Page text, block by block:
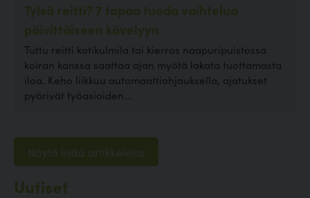
Tylsä reitti? 7 tapaa tuoda vaihtelua
päivittäiseen kävelyyn
Tuttu reitti kotikulmila tai kierros naapuripuistossa
koiran kanssa saattaa ajan myötä lakata tuottamasta
iloa. Keho liikkuu automaattiohjauksella, ajatukset
pyörivät työasioiden...
Näytä lisää artikkeleita
Uutiset